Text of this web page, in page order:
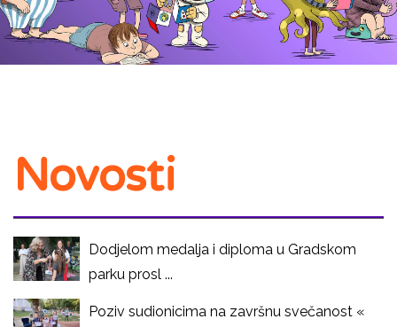
Novosti
Dodjelom medalja i diploma u Gradskom
parku prosl ...
Poziv sudionicima na završnu svečanost «